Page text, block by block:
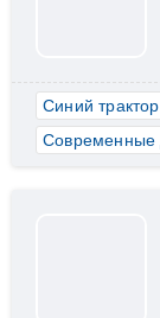
Синий трактор
Современные